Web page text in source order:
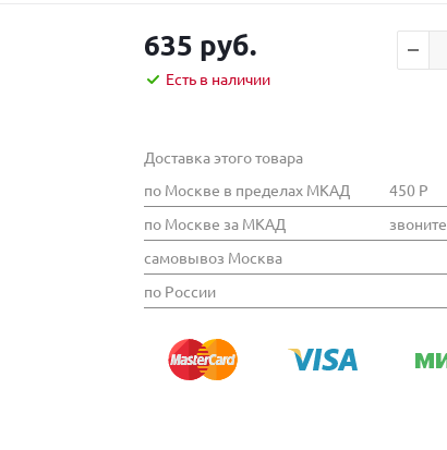
635 руб.
Есть в наличии
Доставка этого товара
по Москве в пределах МКАД
450 Р
по Москве за МКАД
звоните
самовывоз Москва
по России